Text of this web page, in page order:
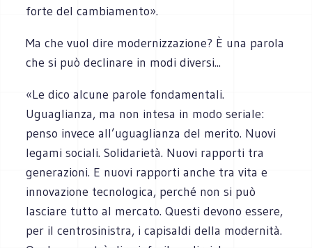
forte del cambiamento».
Ma che vuol dire modernizzazione? È una parola
che si può declinare in modi diversi...
«Le dico alcune parole fondamentali.
Uguaglianza, ma non intesa in modo seriale:
penso invece all’uguaglianza del merito. Nuovi
legami sociali. Solidarietà. Nuovi rapporti tra
generazioni. E nuovi rapporti anche tra vita e
innovazione tecnologica, perché non si può
lasciare tutto al mercato. Questi devono essere,
per il centrosinistra, i capisaldi della modernità.